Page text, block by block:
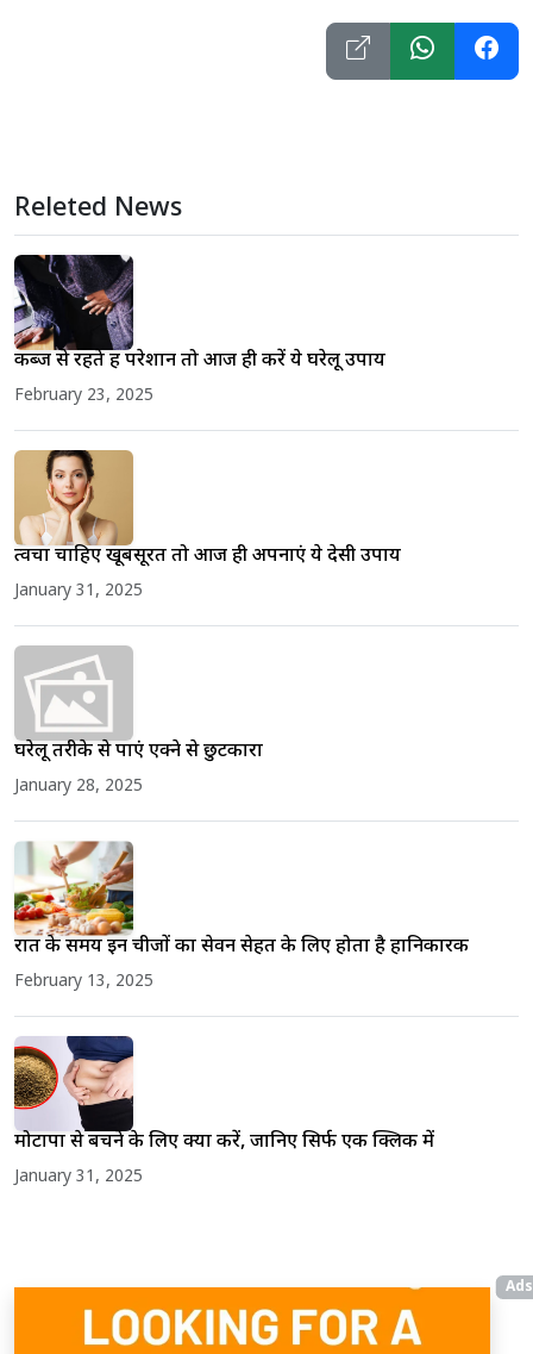
Releted News
कब्ज से रहते हैं परेशान तो आज ही करें ये घरेलू उपाय
February 23, 2025
त्वचा चाहिए खूबसूरत तो आज ही अपनाएं ये देसी उपाय
January 31, 2025
घरेलू तरीके से पाएं एक्ने से छुटकारा
January 28, 2025
रात के समय इन चीजों का सेवन सेहत के लिए होता है हानिकारक
February 13, 2025
मोटापा से बचने के लिए क्या करें, जानिए सिर्फ एक क्लिक में
January 31, 2025
Ads